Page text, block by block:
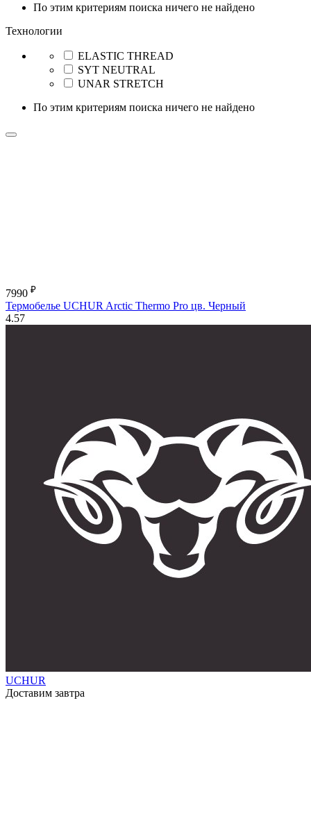
По этим критериям поиска ничего не найдено
Технологии
ELASTIC THREAD
SYT NEUTRAL
UNAR STRETCH
По этим критериям поиска ничего не найдено
7990 ₽
Термобелье UCHUR Arctic Thermo Pro цв. Черный
4.57
UCHUR
Доставим завтра